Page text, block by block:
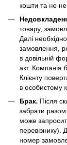
кошти та не
товару,
Далі
замовлення,
в довільній
акт. Компанія
Клієнту
в особистому
Брак. Після
забрати разом
може
перевізнику).
номер